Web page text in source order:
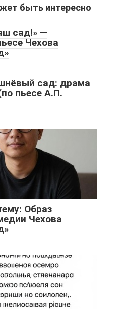
быть интересно
сад!» —
Чехова
сад: драма
пьесе А.П.
Образ
Чехова